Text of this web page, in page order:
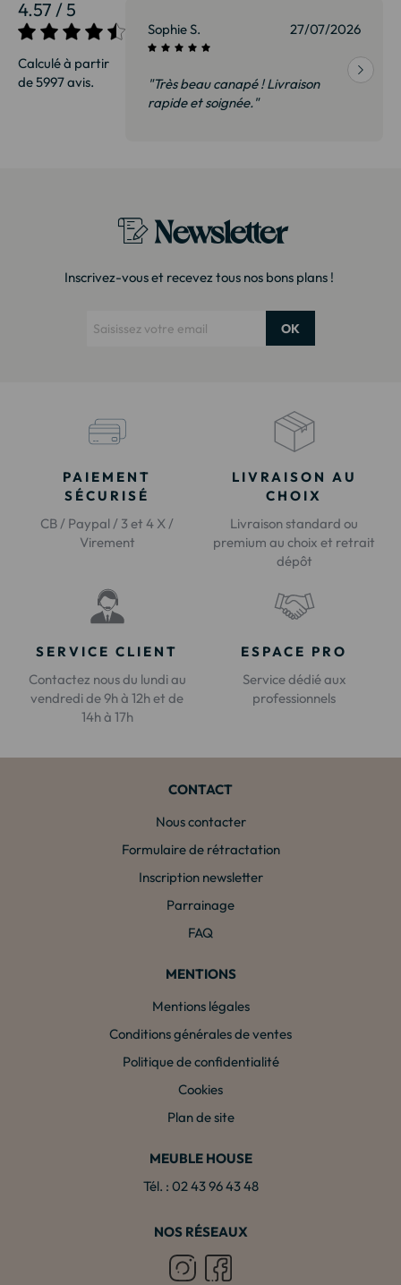
4.57 / 5
Calculé à partir
de 5997 avis.
27/07/2026 Sophie S. 27/07/2026
"Très beau canapé ! Livraison
rapide et soignée."
Newsletter
Inscrivez-vous et recevez tous nos bons plans !
OK
PAIEMENT
SÉCURISÉ
CB / Paypal / 3 et 4 X /
Virement
LIVRAISON AU
CHOIX
Livraison standard ou
premium au choix et retrait
dépôt
SERVICE CLIENT
Contactez nous du lundi au
vendredi de 9h à 12h et de
14h à 17h
ESPACE PRO
Service dédié aux
professionnels
CONTACT
Nous contacter
Formulaire de rétractation
Inscription newsletter
Parrainage
FAQ
MENTIONS
Mentions légales
Conditions générales de ventes
Politique de confidentialité
Cookies
Plan de site
MEUBLE HOUSE
Tél. : 02 43 96 43 48
NOS RÉSEAUX